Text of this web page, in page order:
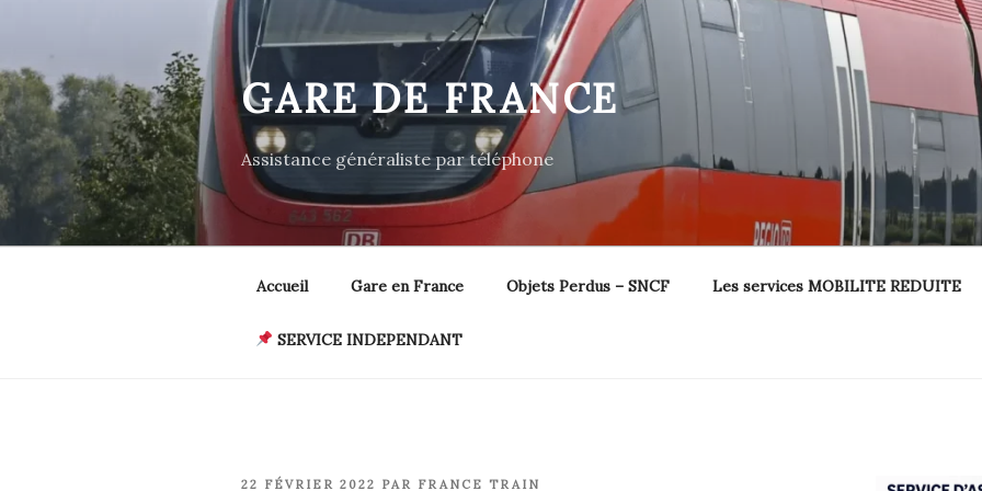
contenu
principal
GARE DE FRANCE
Assistance généraliste par téléphone
Accueil Gare en France Objets Perdus – SNCF Les services MOBILITE REDUITE
SERVICE INDEPENDANT
PUBLIÉ
22 FÉVRIER 2022 PAR FRANCE TRAIN